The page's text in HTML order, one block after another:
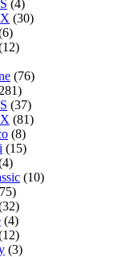
(4)
(30)
(76)
(37)
(81)
(8)
(15)
(10)
(4)
(3)